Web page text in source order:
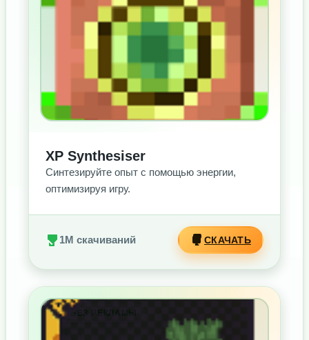
XP Synthesiser
Синтезируйте опыт с помощью энергии,
оптимизируя игру.
1M скачиваний СКАЧАТЬ
БЕЗ РЕКЛАМЫ